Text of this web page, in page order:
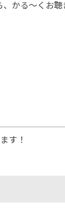
、かる～くお
す！